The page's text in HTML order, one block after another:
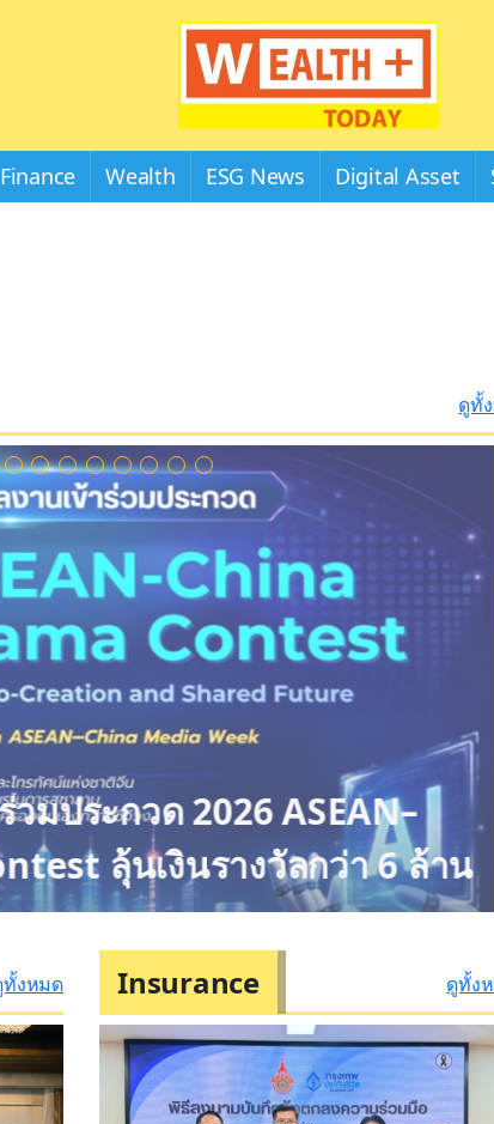
Finance Wealth ESG News Digital Asset
ดูทั้
วมประกวด 2026 ASEAN–
ลุ้นเงินรางวัลกว่า 6 ล้าน
ทั้งหมด Insurance ดูทั้ง